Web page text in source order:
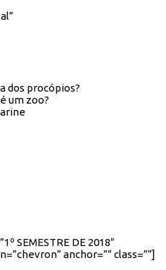
dos procópios?
um zoo?
SEMESTRE DE 2018″
anchor=”” class=””]